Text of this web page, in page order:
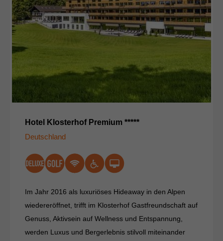
Hotel Klosterhof Premium *****
Deutschland
Im Jahr 2016 als luxuriöses Hideaway in den Alpen
wiedereröffnet, trifft im Klosterhof Gastfreundschaft auf
Genuss, Aktivsein auf Wellness und Entspannung,
werden Luxus und Bergerlebnis stilvoll miteinander